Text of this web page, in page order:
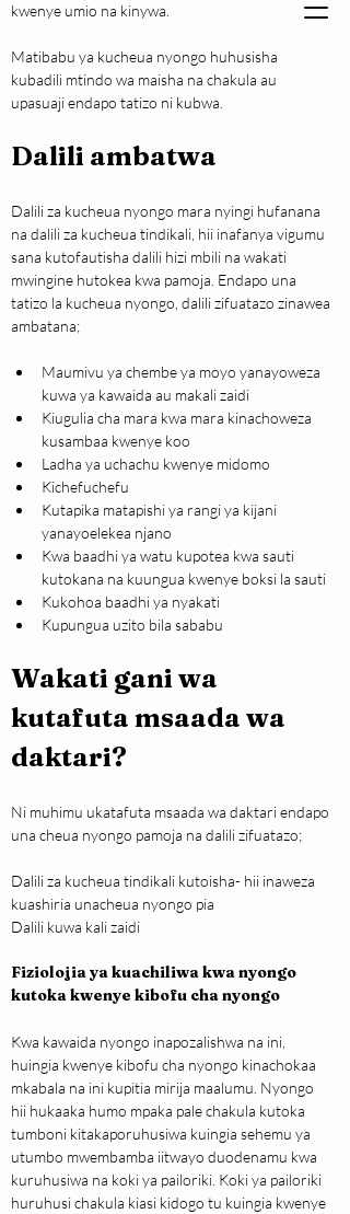
kwenye umio na kinywa.
Matibabu ya kucheua nyongo huhusisha
kubadili mtindo wa maisha na chakula au
upasuaji endapo tatizo ni kubwa.
Dalili ambatwa
Dalili za kucheua nyongo mara nyingi hufanana
na dalili za kucheua tindikali, hii inafanya vigumu
sana kutofautisha dalili hizi mbili na wakati
mwingine hutokea kwa pamoja. Endapo una
tatizo la kucheua nyongo, dalili zifuatazo zinawea
ambatana;
Maumivu ya chembe ya moyo yanayoweza
kuwa ya kawaida au makali zaidi
Kiugulia cha mara kwa mara kinachoweza
kusambaa kwenye koo
Ladha ya uchachu kwenye midomo
Kichefuchefu
Kutapika matapishi ya rangi ya kijani
yanayoelekea njano
Kwa baadhi ya watu kupotea kwa sauti
kutokana na kuungua kwenye boksi la sauti
Kukohoa baadhi ya nyakati
Kupungua uzito bila sababu
Wakati gani wa
kutafuta msaada wa
daktari?
Ni muhimu ukatafuta msaada wa daktari endapo
una cheua nyongo pamoja na dalili zifuatazo;
Dalili za kucheua tindikali kutoisha- hii inaweza
kuashiria unacheua nyongo pia
Dalili kuwa kali zaidi
Fiziolojia ya kuachiliwa kwa nyongo
kutoka kwenye kibofu cha nyongo
Kwa kawaida nyongo inapozalishwa na ini,
huingia kwenye kibofu cha nyongo kinachokaa
mkabala na ini kupitia mirija maalumu. Nyongo
hii hukaaka humo mpaka pale chakula kutoka
tumboni kitakaporuhusiwa kuingia sehemu ya
utumbo mwembamba iitwayo duodenamu kwa
kuruhusiwa na koki ya pailoriki. Koki ya pailoriki
huruhusi chakula kiasi kidogo tu kuingia kwenye